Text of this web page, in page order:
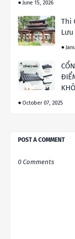
June 15, 2026
Thi
Lưu
October 07, 2025
POST A COMMENT
0 Comments